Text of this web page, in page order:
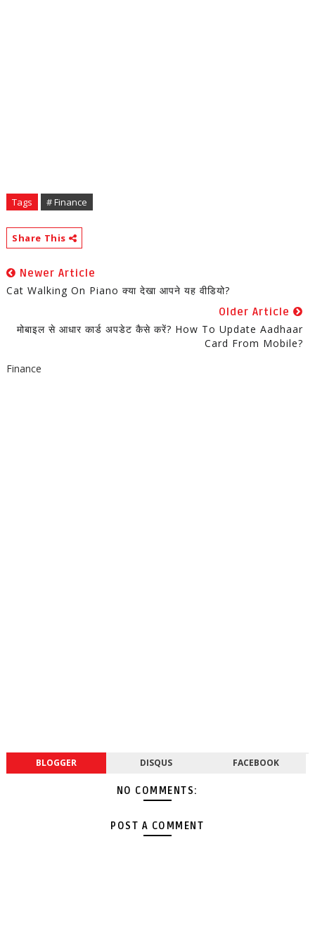
Tags # Finance
Share This
Newer Article
Cat Walking On Piano क्या देखा आपने यह वीडियो?
Older Article
मोबाइल से आधार कार्ड अपडेट कैसे करें? How To Update Aadhaar
Card From Mobile?
Finance
BLOGGER DISQUS FACEBOOK
NO COMMENTS:
POST A COMMENT